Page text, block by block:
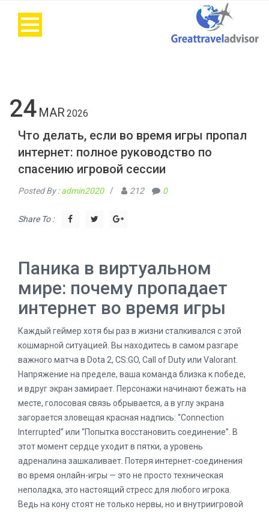
24 MAR2026
Что делать, если во время игры пропал
интернет: полное руководство по
спасению игровой сессии
Posted By :admin2020 / 212 0
Share To :
Паника в виртуальном
мире: почему пропадает
интернет во время игры
Каждый геймер хотя бы раз в жизни сталкивался с этой
кошмарной ситуацией. Вы находитесь в самом разгаре
важного матча в Dota 2, CS:GO, Call of Duty или Valorant.
Напряжение на пределе, ваша команда близка к победе,
и вдруг экран замирает. Персонажи начинают бежать на
месте, голосовая связь обрывается, а в углу экрана
загорается зловещая красная надпись: “Connection
Interrupted” или “Попытка восстановить соединение”. В
этот момент сердце уходит в пятки, а уровень
адреналина зашкаливает. Потеря интернет-соединения
во время онлайн-игры — это не просто техническая
неполадка, это настоящий стресс для любого игрока.
Ведь на кону стоят не только нервы, но и внутриигровой